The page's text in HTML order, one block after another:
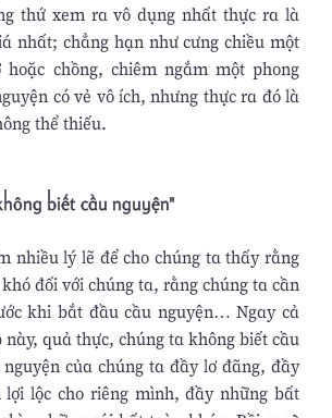
thứ xem ra vô dụng nhất thực ra là
nhất; chẳng hạn như cưng chiều một
chồng, chiêm ngắm một phong
có vẻ vô ích, nhưng thực ra đó là
thể thiếu.
biết cầu nguyện"
nhiều lý lẽ để cho chúng ta thấy rằng
đối với chúng ta, rằng chúng ta cần
khi bắt đầu cầu nguyện… Ngay cả
quả thực, chúng ta không biết cầu
của chúng ta đầy lơ đãng, đầy
lộc cho riêng mình, đầy những bất